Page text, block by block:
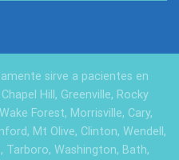
sirve a pacientes en
Hill, Greenville, Rocky
Forest, Morrisville, Cary,
Mt Olive, Clinton, Wendell,
Tarboro, Washington, Bath,